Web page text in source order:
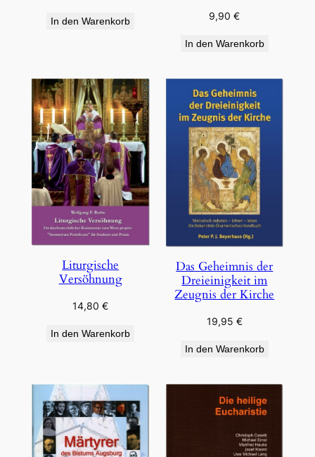
In den Warenkorb 9,90€
In den Warenkorb
Liturgische
Versöhnung
14,80€
In den Warenkorb
Das Geheimnis der
Dreieinigkeit im
Zeugnis der Kirche
19,95 €
In den Warenkorb